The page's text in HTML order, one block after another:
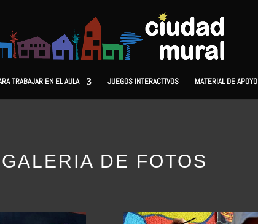
TRABAJAR EN EL AULA JUEGOS INTERACTIVOS MATERIAL DE APOYO
GALERIA DE FOTOS